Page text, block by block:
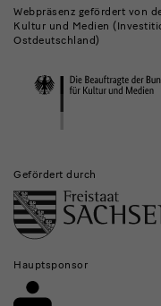
Museen
und
Institutionen
Webpräsenz gefördert von
Kultur und Medien
Ostdeutschland)
Gefördert durch
Hauptsponsor